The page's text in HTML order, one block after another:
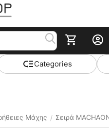
Сategories
Μάχης / Σειρά